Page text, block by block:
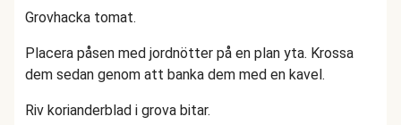
Grovhacka tomat.
Placera påsen med jordnötter på en plan yta. Krossa
dem sedan genom att banka dem med en kavel.
Riv korianderblad i grova bitar.